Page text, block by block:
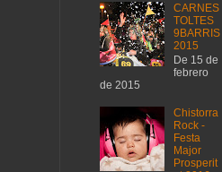
CARNES
TOLTES
9BARRIS
2015
De 15 de
febrero
de 2015
Chistorra
Rock -
Festa
Major
Prosperit